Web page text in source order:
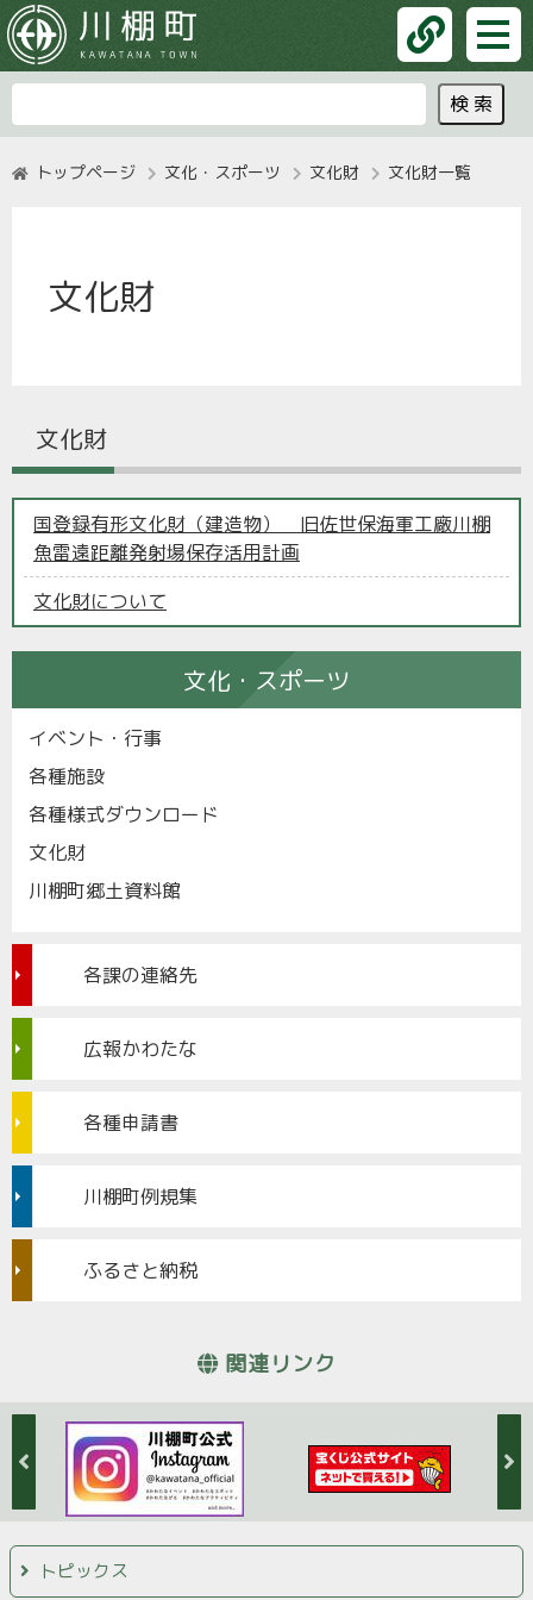
トップページ 文化・スポーツ 文化財 文化財一覧
文化財
文化財
国登録有形文化財（建造物） 旧佐世保海軍工廠川棚
魚雷遠距離発射場保存活用計画
文化財について
文化・スポーツ
イベント・行事
各種施設
各種様式ダウンロード
文化財
川棚町郷土資料館
各課の連絡先
広報かわたな
各種申請書
川棚町例規集
ふるさと納税
関連リンク
トピックス